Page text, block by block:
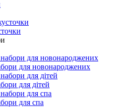
для новонароджених
для дітей
для спа